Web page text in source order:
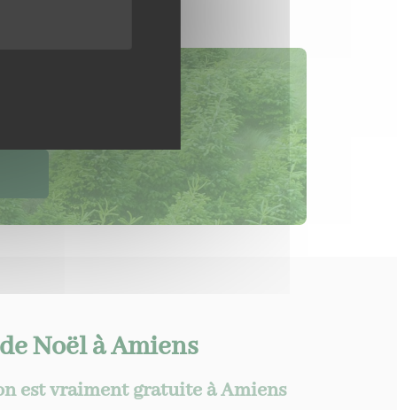
Noël à Amiens
est vraiment gratuite à Amiens